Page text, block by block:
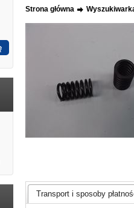
Strona główna
Transport i sposoby